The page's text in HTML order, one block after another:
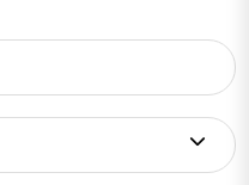
More